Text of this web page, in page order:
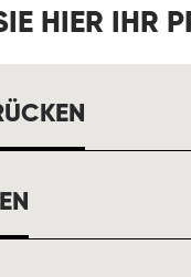
HIER IHR